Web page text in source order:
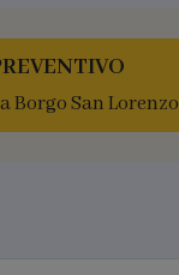
Borgo San Lorenzo